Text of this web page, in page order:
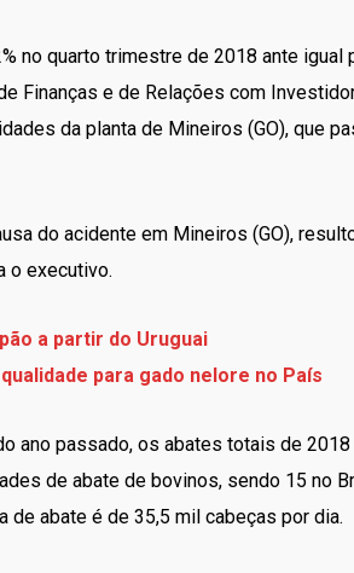
no quarto trimestre de 2018 ante
Finanças e de Relações com
da planta de Mineiros (GO), que
do acidente em Mineiros (GO),
o executivo.
a partir do Uruguai
para gado nelore no País
ano passado, os abates totais de
de abate de bovinos, sendo 15 no
abate é de 35,5 mil cabeças por dia.